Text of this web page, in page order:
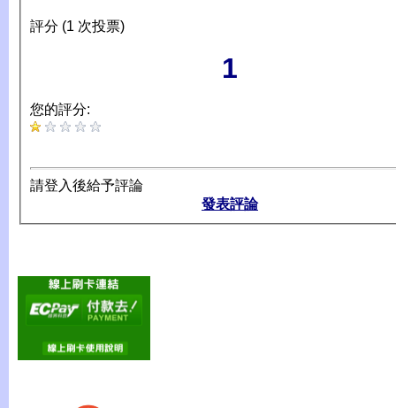
評分 (1 次投票)
1
您的評分:
請登入後給予評論
發表評論